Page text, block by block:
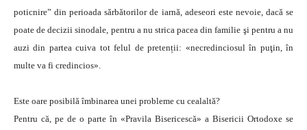
poticnire” din perioada sărbătorilor de iarnă, adeseori este nevoie, dacă se
poate de decizii sinodale, pentru a nu strica pacea din familie şi pentru a nu
auzi din partea cuiva tot felul de pretenții: «necredinciosul în puţin, în
multe va fi credincios».
Este oare posibilă îmbinarea unei probleme cu cealaltă?
Pentru că, pe de o parte în «Pravila Bisericescă» a Bisericii Ortodoxe se